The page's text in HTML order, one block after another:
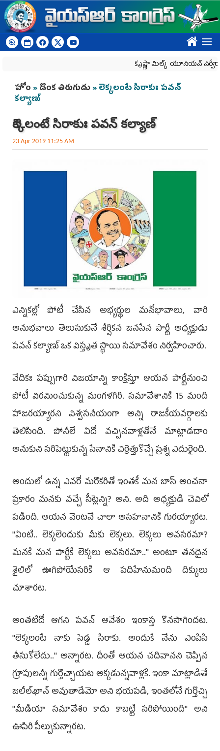
Skip to main content
????
కృష్ణా మిల్క్‌ యూనియన్‌ నిర్వీర్యానికి
You are here
హోం »డొంక తిరుగుడు» లెక్కలంటే సిరాకుః పవన్‌
కల్యాణ్‌
లెక్కలంటే సిరాకుః పవన్‌ కల్యాణ్‌
23 Apr 2019 11:25 AM
ఎన్నికల్లో పోటీ చేసిన అభ్యర్థుల మనోభావాలు, వారి
అనుభవాలు తెలుసుకునే శీర్షికన జనసేన పార్టీ అధ్యక్షుడు
పవన్‌ కల్యాణ్‌ ఒక విస్తృత స్థాయి సమావేశం నిర్వహించారు.
వేదికః పప్పుగారి విజయాన్ని కాంక్షిస్తూ ఆయన పార్టీనుంచి
పోటీ విరమించుకున్న మంగళగిరి. సమావేశానికి 15 మంది
హాజరయ్యారని విశ్వసనీయంగా అన్ని రాజకీయవర్గాలకు
తెలిసింది. పోనీలే ఏదో వచ్చినవాళ్లతోనే మాట్లాడదాం
అనుకుని సరిపెట్టుకున్న సేనానికి చిర్రెత్తుకొచ్చే ప్రశ్న ఎదురైంది.
అందులో ఉన్న ఎవరో మరొకరితో ఇంతకీ మన బాస్ అంచనా
ప్రకారం మనకు వచ్చే సీట్లెన్ని? అని. అది అధ్యక్షుడి చెవిలో
పడింది. ఆయన వెంటనే చాలా అసహనానికి గురయ్యారట.
''ఏంటి.. లెక్కలెందుకు మీకు లెక్కలు. లెక్కలు అవసరమా?
మనకి మన పార్టీకి లెక్కలు అవసరమా..'' అంటూ తనదైన
శైలిలో ఊగిపోయేసరికి ఆ పదిహేనుమంది దిక్కులు
చూశారట.
అంతటిదో ఆగని పవన్‌ ఆవేశం ఇంకాస్త కొనసాగిందట.
''లెక్కలంటే నాకు సెడ్డ సిరాకు. అందుకే నేను ఎంపిసి
తీసుకోలేదు..'' అన్నారట. దీంతో ఆయన చదివానని చెప్పిన
గ్రూపులన్నీ గుర్తొచ్చాయట అక్కడున్నవాళ్లకి. ఇంకా మాట్లాడితే
జలీల్‌ఖాన్‌ అవుతాడేమో అని భయపడి, ఇంతలోనే గుర్తొచ్చి
''మీడియా సమావేశం కాదు కాబట్టి సరిపోయింది'' అని
ఊపిరి పీల్చుకున్నారట.